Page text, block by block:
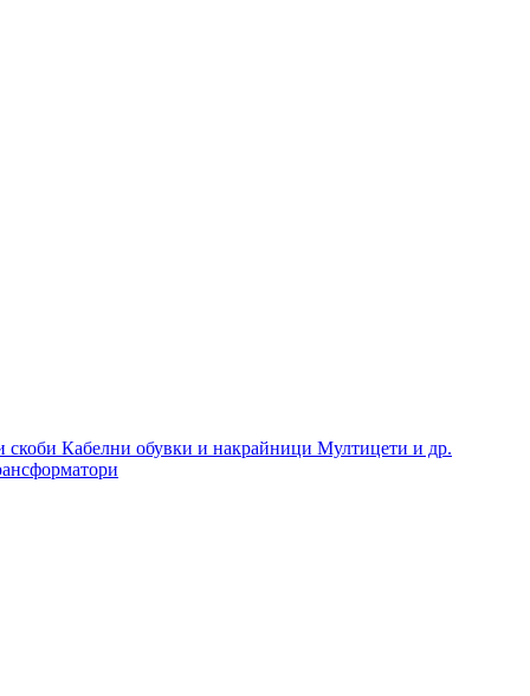
скоби Кабелни обувки и накрайници Мултицети и др.